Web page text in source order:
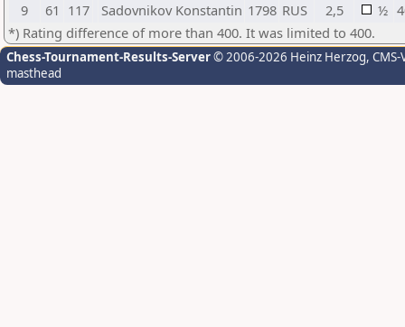
9
61 117 Sadovnikov Konstantin 1798 RUS 2,5 ½
*) Rating difference of more than 400. It was limited to 400.
Chess-Tournament-Results-Server© 2006-2026 Heinz Herzog,
masthead